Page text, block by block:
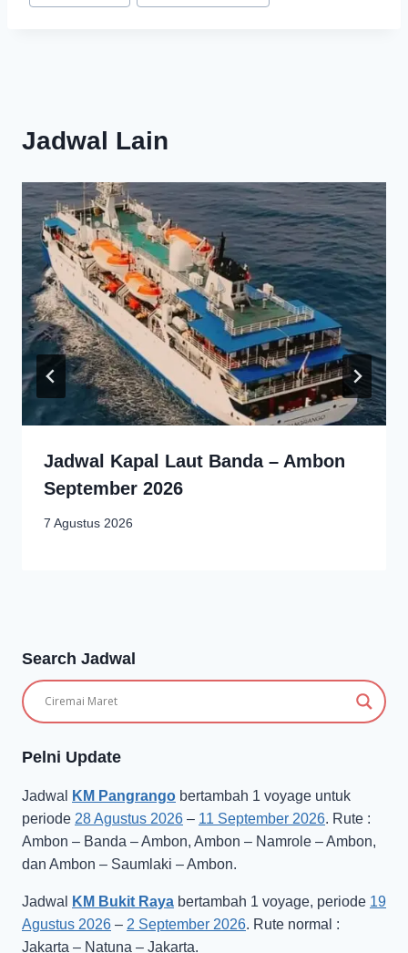
Jadwal Lain
Jadwal Kapal Laut Banda – Ambon
September 2026
7 Agustus 2026
Search Jadwal
Pelni Update
Jadwal KM Pangrango bertambah 1 voyage untuk
periode 28 Agustus 2026 – 11 September 2026. Rute :
Ambon – Banda – Ambon, Ambon – Namrole – Ambon,
dan Ambon – Saumlaki – Ambon.
Jadwal KM Bukit Raya bertambah 1 voyage, periode 19
Agustus 2026 – 2 September 2026. Rute normal :
Jakarta – Natuna – Jakarta.